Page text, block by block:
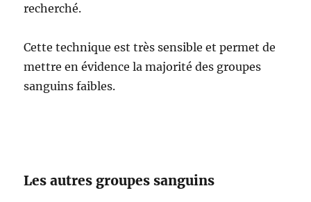
recherché.
Cette technique est très sensible et permet de
mettre en évidence la majorité des groupes
sanguins faibles.
Les autres groupes sanguins